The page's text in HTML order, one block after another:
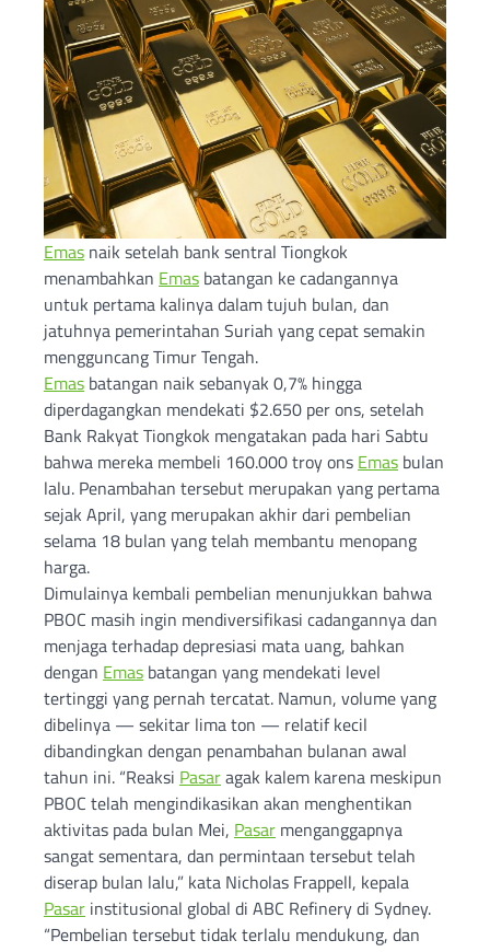
Emas naik setelah bank sentral Tiongkok
menambahkan Emas batangan ke cadangannya
untuk pertama kalinya dalam tujuh bulan, dan
jatuhnya pemerintahan Suriah yang cepat semakin
mengguncang Timur Tengah.
Emas batangan naik sebanyak 0,7% hingga
diperdagangkan mendekati $2.650 per ons, setelah
Bank Rakyat Tiongkok mengatakan pada hari Sabtu
bahwa mereka membeli 160.000 troy ons Emas bulan
lalu. Penambahan tersebut merupakan yang pertama
sejak April, yang merupakan akhir dari pembelian
selama 18 bulan yang telah membantu menopang
harga.
Dimulainya kembali pembelian menunjukkan bahwa
PBOC masih ingin mendiversifikasi cadangannya dan
menjaga terhadap depresiasi mata uang, bahkan
dengan Emas batangan yang mendekati level
tertinggi yang pernah tercatat. Namun, volume yang
dibelinya — sekitar lima ton — relatif kecil
dibandingkan dengan penambahan bulanan awal
tahun ini. “Reaksi Pasaragak kalem karena meskipun
PBOC telah mengindikasikan akan menghentikan
aktivitas pada bulan Mei, Pasar menganggapnya
sangat sementara, dan permintaan tersebut telah
diserap bulan lalu,” kata Nicholas Frappell, kepala
Pasar institusional global di ABC Refinery di Sydney.
“Pembelian tersebut tidak terlalu mendukung, dan